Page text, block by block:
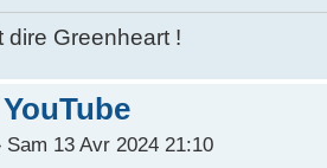
dire Greenheart !
Sam 13 Avr 2024 21:10